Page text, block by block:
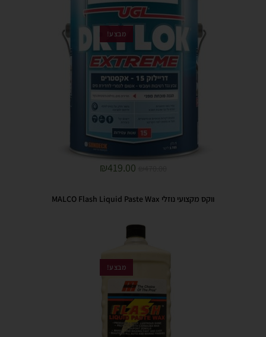
מבצע!
₪419.00
ווקס מקצועי נוזלי MALCO Flash Liquid Paste Wax
מבצע!